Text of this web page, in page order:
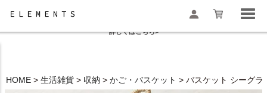
検索
夏季休業と一部地域配送遅延のお知らせ
詳しくはこちら>
HOME 生活雑貨 収納 かご・バスケット バスケット シーグラ